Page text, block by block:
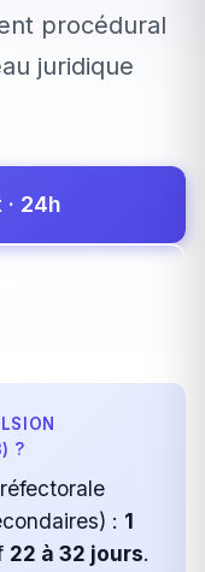
procédural
juridique
24h
?
: 1
22 à 32 jours.